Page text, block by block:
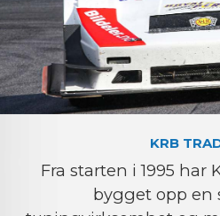
KRB
Fra starten i 1995 har
bygget opp en